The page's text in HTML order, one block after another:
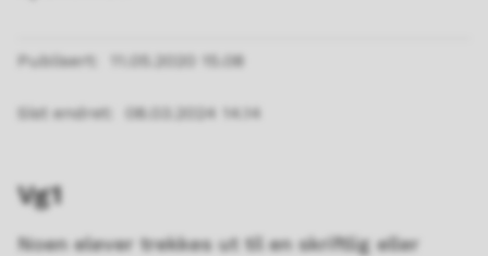
Publisert 11.05.2020 15.08
Sist endret 08.03.2024 14.14
Vg1
Noen elever trekkes ut til en skriftlig eller